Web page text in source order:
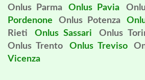
Onlus Parma
Onlus Pavia
Pordenone
Onlus Potenza
Rieti
Onlus Sassari Onlus
Onlus Trento
Onlus Treviso
Vicenza